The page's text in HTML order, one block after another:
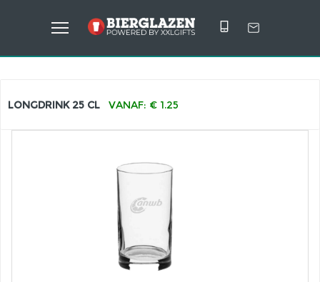
LONGDRINK 25 CL VANAF: € 1.25